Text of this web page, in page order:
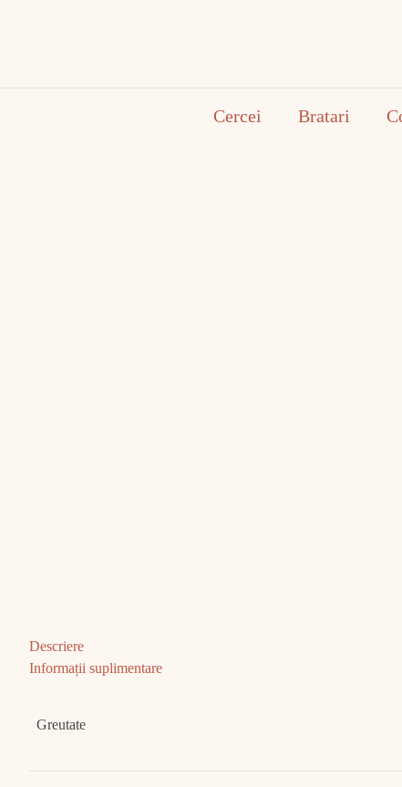
Cercei Bratari
Descriere
Informații suplimentare
Greutate